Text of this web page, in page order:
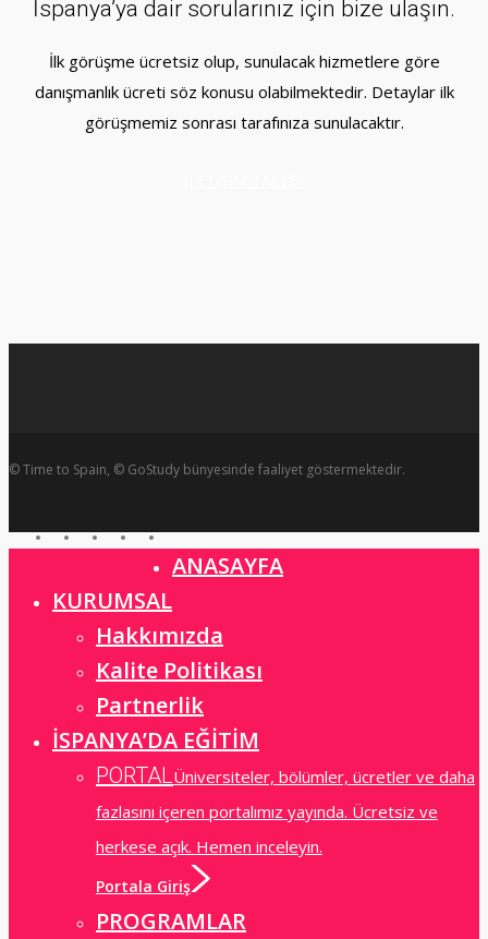
İspanya’ya dair sorularınız için bize ulaşın.
İlk görüşme ücretsiz olup, sunulacak hizmetlere göre
danışmanlık ücreti söz konusu olabilmektedir. Detaylar ilk
görüşmemiz sonrası tarafınıza sunulacaktır.
© Time to Spain, © GoStudy bünyesinde faaliyet göstermektedir.
linkedininstagram
whatsapp
phoneemail
Close
ANASAYFA
KURUMSAL
Hakkımızda
Kalite Politikası
Partnerlik
İSPANYA’DA EĞİTİM
PORTAL Üniversiteler, bölümler, ücretler ve daha
fazlasını içeren portalımız yayında. Ücretsiz ve
herkese açık. Hemen inceleyin.
Portala Giriş
PROGRAMLAR